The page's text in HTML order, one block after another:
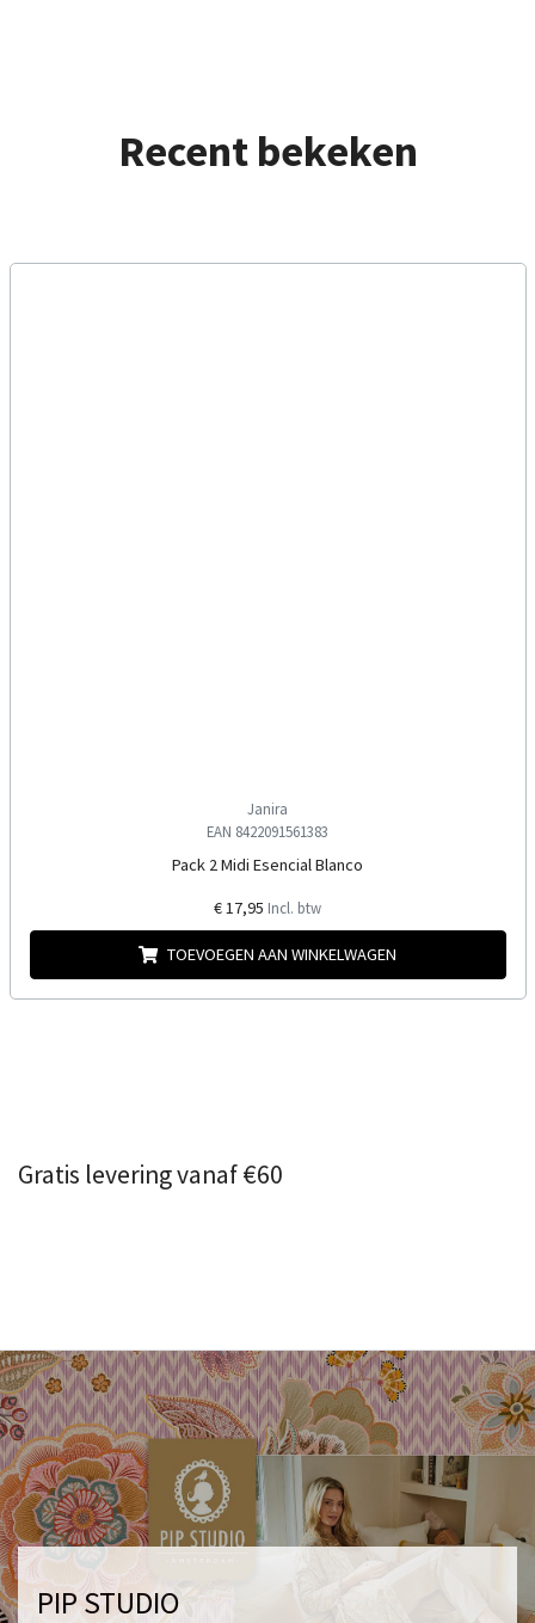
Recent bekeken
Janira
EAN 8422091561383
Pack 2 Midi Esencial Blanco
€ 17,95 Incl. btw
TOEVOEGEN AAN WINKELWAGEN
Gratis levering vanaf €60
PIP STUDIO